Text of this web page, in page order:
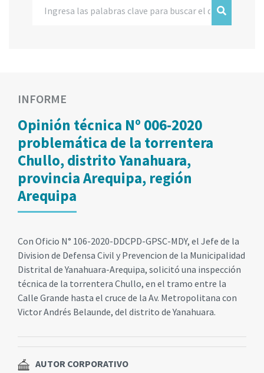
INFORME
Opinión técnica Nº 006-2020
problemática de la torrentera
Chullo, distrito Yanahuara,
provincia Arequipa, región
Arequipa
Con Oficio N° 106-2020-DDCPD-GPSC-MDY, el Jefe de la
Division de Defensa Civil y Prevencion de la Municipalidad
Distrital de Yanahuara-Arequipa, solicitó una inspección
técnica de la torrentera Chullo, en el tramo entre la
Calle Grande hasta el cruce de la Av. Metropolitana con
Victor Andrés Belaunde, del distrito de Yanahuara.
AUTOR CORPORATIVO